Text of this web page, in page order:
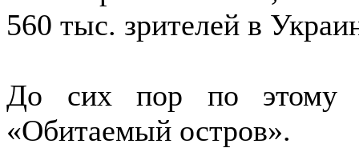
560 тыс. зрителей в
До сих пор по этому
«Обитаемый остров».